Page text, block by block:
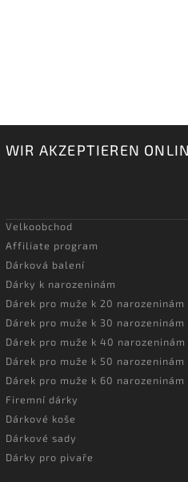
WIR AKZEPTIEREN
Velkoobchod
Affiliate program
Dárková balení
Dárky k narozeninám
Dárek pro muže k 20 narozeninám
Dárek pro muže k 30 narozeninám
Dárek pro muže k 40 narozeninám
Dárek pro muže k 50 narozeninám
Dárek pro muže k 60 narozeninám
Firemní dárky
Dárkové koše
Dárkové sady
Dárky pro pivaře